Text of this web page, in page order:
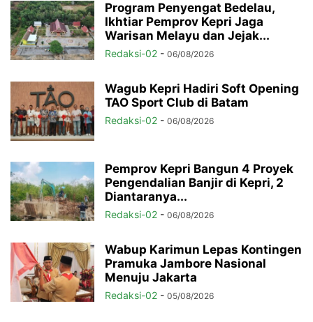
Program Penyengat Bedelau,
Ikhtiar Pemprov Kepri Jaga
Warisan Melayu dan Jejak...
Redaksi-02 - 06/08/2026
Wagub Kepri Hadiri Soft Opening
TAO Sport Club di Batam
Redaksi-02 - 06/08/2026
Pemprov Kepri Bangun 4 Proyek
Pengendalian Banjir di Kepri, 2
Diantaranya...
Redaksi-02 - 06/08/2026
Wabup Karimun Lepas Kontingen
Pramuka Jambore Nasional
Menuju Jakarta
Redaksi-02 - 05/08/2026